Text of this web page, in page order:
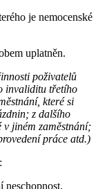
je nemocenské
uplatněn.
poživatelů
invaliditu třetího
které si
z dalšího
v jiném zaměstnání;
práce atd.)
neschopnost,